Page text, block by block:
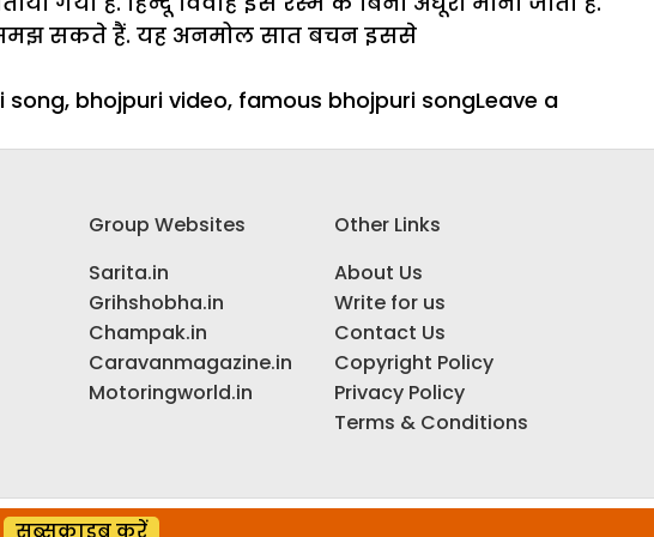
समझ सकते हैं. यह अनमोल सात बचन इससे
song, bhojpuri video, famous bhojpuri songLeave a
Group Websites
Sarita.in
Grihshobha.in
Champak.in
Caravanmagazine.in
Motoringworld.in
Other Links
About Us
Write for us
Contact Us
Copyright Policy
Privacy Policy
Terms & Conditions